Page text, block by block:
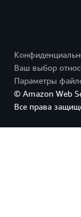
Ваш выбор
Параметры
© Amazon Web
Все права